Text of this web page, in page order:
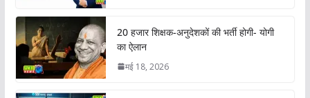
20 हजार शिक्षक-अनुदेशकों की भर्ती होगी- योगी
का ऐलान
मई 18, 2026